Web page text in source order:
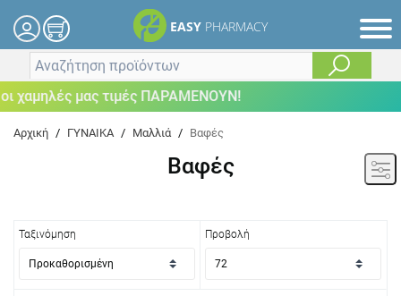
EASY PHARMACY
μας τιμές ΠΑΡΑΜΕΝΟΥΝ!
Αρχική / ΓΥΝΑΙΚΑ / Μαλλιά / Βαφές
Βαφές
Ταξινόμηση Προβολή